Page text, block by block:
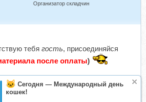
Сегодня — Международный день
кошек!
Организатор складчин
тебя гость, присоединяйся
после оплаты)
только
пользователям.